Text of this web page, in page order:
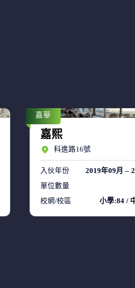
嘉華
嘉熙
科進路16號
入伙年份
2019年09月 –
單位數量
校網/校區
小學:84 /